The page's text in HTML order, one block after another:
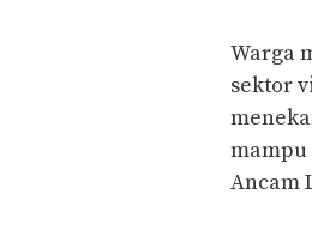
Warga
sektor
mampu
​Ancam